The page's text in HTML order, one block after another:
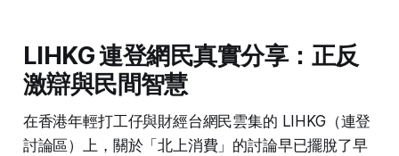
LIHKG 連登網民真實分享：正反
激辯與民間智慧
在香港年輕打工仔與財經台網民雲集的 LIHKG（連登
討論區）上，關於「北上消費」的討論早已擺脫了早